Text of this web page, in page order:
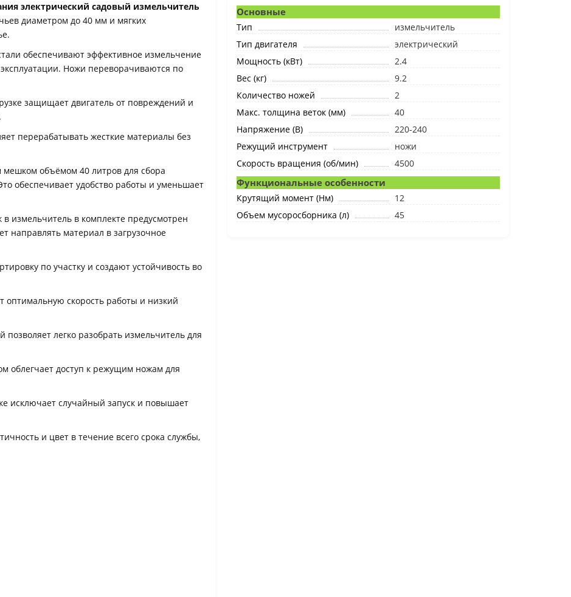
электрический садовый измельчитель
диаметром до 40 мм и мягких
обеспечивают эффективное измельчение
Ножи переворачиваются по
защищает двигатель от повреждений и
перерабатывать жесткие материалы без
объёмом 40 литров для сбора
обеспечивает удобство работы и уменьшает
измельчитель в комплекте предусмотрен
направлять материал в загрузочное
по участку и создают устойчивость во
оптимальную скорость работы и низкий
легко разобрать измельчитель для
облегчает доступ к режущим ножам для
исключает случайный запуск и повышает
и цвет в течение всего срока службы,
Основные
Тип
измельчитель
Тип двигателя
электрический
Мощность (кВт)
2.4
Вес (кг)
9.2
Количество ножей
2
Макс. толщина веток (мм)
40
Напряжение (В)
220-240
Режущий инструмент
ножи
Скорость вращения (об/мин)
4500
Функциональные особенности
Крутящий момент (Hм)
12
Объем мусоросборника (л)
45